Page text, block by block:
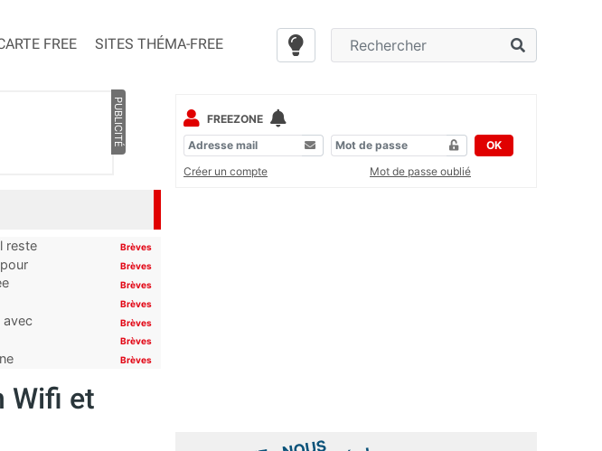
FREE SITES THÉMA-FREE
PUBLICITÉ
reste
Brèves
Brèves
Brèves
Brèves
avec
Brèves
Brèves
Brèves
Wifi et
FREEZONE
OK
Créer un compte
Mot de passe oublié